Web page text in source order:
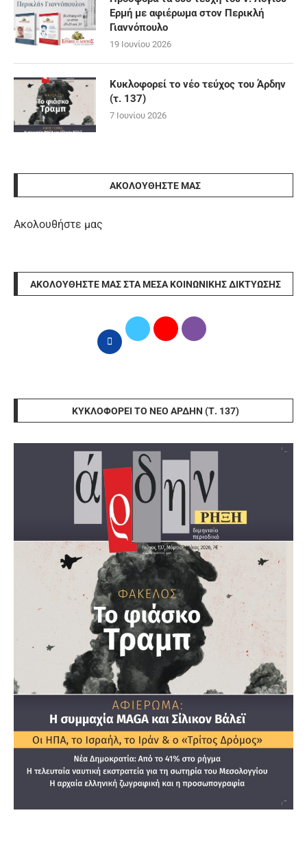
Ερμή με αφιέρωμα στον Περικλή
Γιαννόπουλο
19 Ιουνίου 2026
Κυκλοφορεί το νέο τεύχος του Άρδην
(τ. 137)
7 Ιουνίου 2026
ΑΚΟΛΟΥΘΉΣΤΕ ΜΑΣ
Ακολουθήστε μας
ΑΚΟΛΟΥΘΉΣΤΕ ΜΑΣ ΣΤΑ ΜΈΣΑ ΚΟΙΝΩΝΙΚΉΣ ΔΙΚΤΎΩΣΗΣ
ΚΥΚΛΟΦΟΡΕΊ ΤΟ ΝΈΟ ΆΡΔΗΝ (Τ. 137)